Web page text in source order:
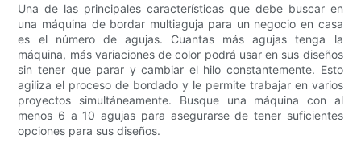
Una de las principales características que debe buscar en
una máquina de bordar multiaguja para un negocio en casa
es el número de agujas. Cuantas más agujas tenga la
máquina, más variaciones de color podrá usar en sus diseños
sin tener que parar y cambiar el hilo constantemente. Esto
agiliza el proceso de bordado y le permite trabajar en varios
proyectos simultáneamente. Busque una máquina con al
menos 6 a 10 agujas para asegurarse de tener suficientes
opciones para sus diseños.